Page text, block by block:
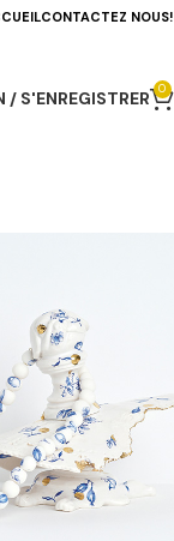
CONTACTEZ NOUS!
/ S'ENREGISTRER 0